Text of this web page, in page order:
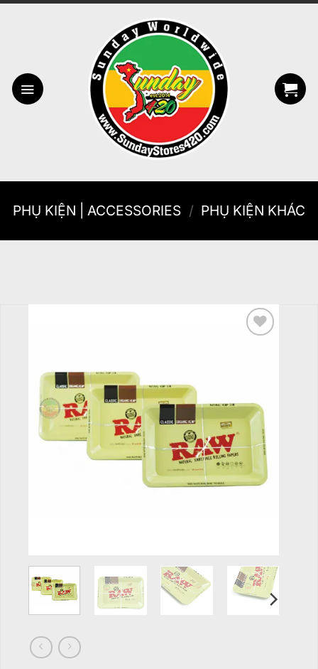
Bỏ
PHỤ KIỆN | ACCESSORIES / PHỤ KIỆN KHÁC